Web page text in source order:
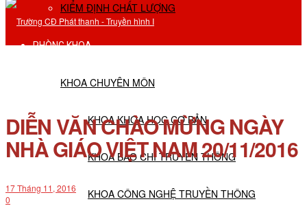
KIỂM ĐỊNH CHẤT LƯỢNG
PHÒNG KHOA
KHOA CHUYÊN MÔN
KHOA KHOA HỌC CƠ BẢN
KHOA BÁO CHÍ TRUYỀN THÔNG
KHOA CÔNG NGHỆ TRUYỀN THÔNG
DIỄN VĂN CHÀO MỪNG NGÀY
NHÀ GIÁO VIỆT NAM 20/11/2016
17 Tháng 11, 2016
0